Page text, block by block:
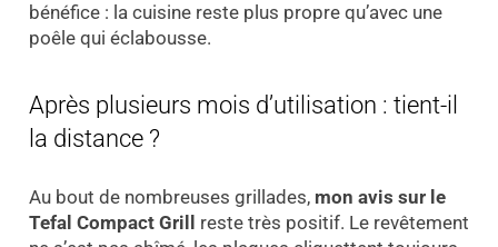
bénéfice : la cuisine reste plus propre qu’avec une
poêle qui éclabousse.
Après plusieurs mois d’utilisation : tient-il
la distance ?
Au bout de nombreuses grillades, mon avis sur le
Tefal Compact Grill reste très positif. Le revêtement